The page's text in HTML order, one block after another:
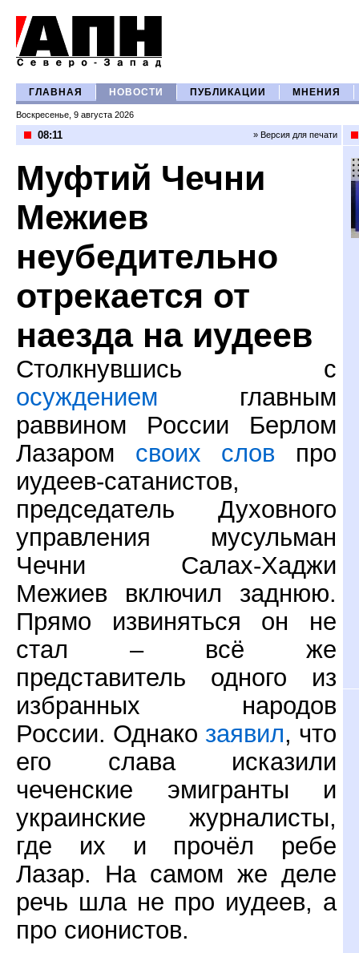
ГЛАВНАЯ НОВОСТИ ПУБЛИКАЦИИ МНЕНИЯ
Воскресенье, 9 августа 2026
08:11 » Версия для печати
Муфтий Чечни
Межиев
неубедительно
отрекается от
наезда на иудеев
Столкнувшись с
осуждением главным
раввином России Берлом
Лазаром своих слов про
иудеев-сатанистов,
председатель Духовного
управления мусульман
Чечни Салах-Хаджи
Межиев включил заднюю.
Прямо извиняться он не
стал – всё же
представитель одного из
избранных народов
России. Однако заявил, что
его слава исказили
чеченские эмигранты и
украинские журналисты,
где их и прочёл ребе
Лазар. На самом же деле
речь шла не про иудеев, а
про сионистов.